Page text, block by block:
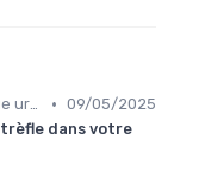
Outils pour jardinage urbain • 09/05/2025
dans votre